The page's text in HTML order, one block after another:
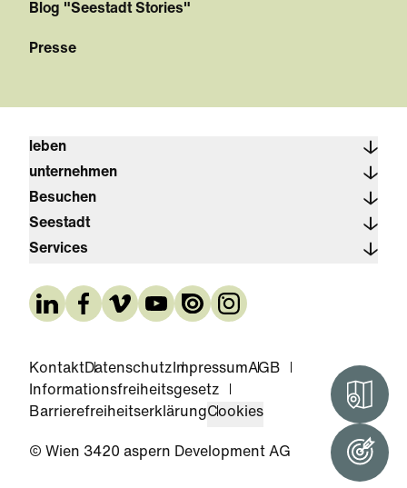
Blog "Seestadt Stories"
Presse
leben
unternehmen
Besuchen
Seestadt
Services
KontaktDatenschutz ImpressumAGB
Informationsfreiheitsgesetz
BarrierefreiheitserklärungCookies
© Wien 3420 aspern Development AG